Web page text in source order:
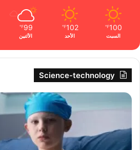
100
℉
السبت
102
℉
الأحد
99
℉
الأثنين
Science-technology